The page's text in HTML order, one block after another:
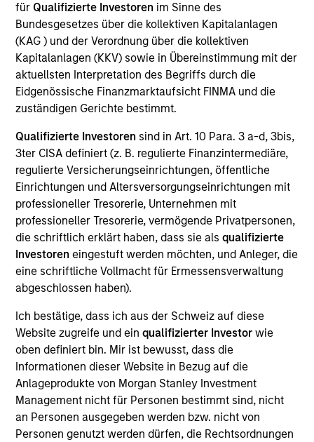
für Qualifizierte Investoren im Sinne des
Bundesgesetzes über die kollektiven Kapitalanlagen
(KAG ) und der Verordnung über die kollektiven
Kapitalanlagen (KKV) sowie in Übereinstimmung mit der
aktuellsten Interpretation des Begriffs durch die
Eidgenössische Finanzmarktaufsicht FINMA und die
zuständigen Gerichte bestimmt.
Qualifizierte Investoren sind in Art. 10 Para. 3 a-d, 3bis,
3ter CISA definiert (z. B. regulierte Finanzintermediäre,
regulierte Versicherungseinrichtungen, öffentliche
Einrichtungen und Altersversorgungseinrichtungen mit
professioneller Tresorerie, Unternehmen mit
professioneller Tresorerie, vermögende Privatpersonen,
die schriftlich erklärt haben, dass sie alsqualifizierte
Investoren eingestuft werden möchten, und Anleger, die
eine schriftliche Vollmacht für Ermessensverwaltung
abgeschlossen haben).
Ich bestätige, dass ich aus der Schweiz auf diese
Website zugreife und ein qualifizierter Investor wie
oben definiert bin. Mir ist bewusst, dass die
Informationen dieser Website in Bezug auf die
Anlageprodukte von Morgan Stanley Investment
Management nicht für Personen bestimmt sind, nicht
an Personen ausgegeben werden bzw. nicht von
Personen genutzt werden dürfen, die Rechtsordnungen
Anlageziel
Erzielung einer attraktiven Rendite bei
gleichzeitiger Minimierung des Risikos von
Zinsänderungen.
Anlageansatz
Das Ziel es, kurzfristiges Kapitalwachstum durch
die Anlage in überwiegend erstklassige, variabel
verzinsliche, forderungsbesicherte Wertpapiere
(Asset-Backed Securities, „ABS“) zu
erwirtschaften. Das Securitized Team verwendet
proprietäre Beurteilungen und
Bewertungsmethoden, die auf die investierten
zugeschnitten sind. Das Team kombinert eine
Bottom-up-Fundamentalresearch mit der aktiven
Einflussnahme auf Emittenten, Kreditgebern und
Servicedienstleistern, um
nachhaltigkeitsbezogenen Risiken und Chancen zu
bewerten.